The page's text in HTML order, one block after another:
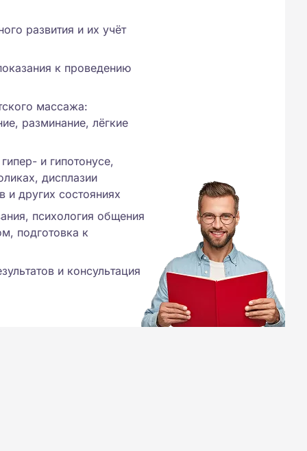
развития и их учёт
к проведению
массажа:
разминание, лёгкие
и гипотонусе,
дисплазии
и других состояниях
психология общения
подготовка к
и консультация